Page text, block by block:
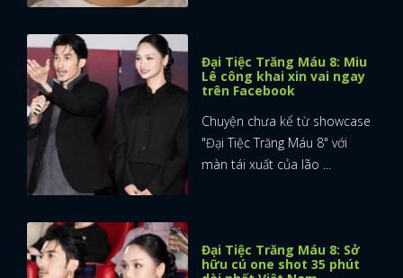
Đại Tiệc Trăng Máu 8: Miu
Lê công khai xin vai ngay
trên Facebook
Chuyện chưa kể từ showcase
"Đại Tiệc Trăng Máu 8" với
màn tái xuất của lão ...
Đại Tiệc Trăng Máu 8: Sở
hữu cú one shot 35 phút